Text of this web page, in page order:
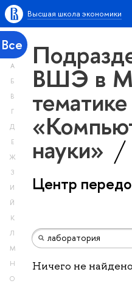
Высшая школа экономики
Все
А
Б
В
Г
Д
Е
Ж
З
И
Й
К
Л
М
Н
О
ВШЭ в
тематике
науки»
Центр
Ничего не найдено